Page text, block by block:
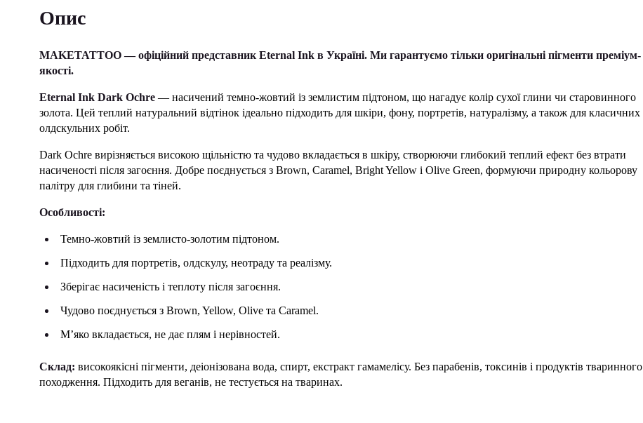
Опис
MAKETATTOO — офіційний представник Eternal Ink в Україні. Ми гарантуємо тільки оригінальні пігменти преміум-
якості.
Eternal Ink Dark Ochre — насичений темно-жовтий із землистим підтоном, що нагадує колір сухої глини чи старовинного
золота. Цей теплий натуральний відтінок ідеально підходить для шкіри, фону, портретів, натуралізму, а також для класичних
олдскульних робіт.
Dark Ochre вирізняється високою щільністю та чудово вкладається в шкіру, створюючи глибокий теплий ефект без втрати
насиченості після загоєння. Добре поєднується з Brown, Caramel, Bright Yellow і Olive Green, формуючи природну кольорову
палітру для глибини та тіней.
Особливості:
Темно-жовтий із землисто-золотим підтоном.
Підходить для портретів, олдскулу, неотраду та реалізму.
Зберігає насиченість і теплоту після загоєння.
Чудово поєднується з Brown, Yellow, Olive та Caramel.
М’яко вкладається, не дає плям і нерівностей.
Склад: високоякісні пігменти, деіонізована вода, спирт, екстракт гамамелісу. Без парабенів, токсинів і продуктів тваринного
походження. Підходить для веганів, не тестується на тваринах.